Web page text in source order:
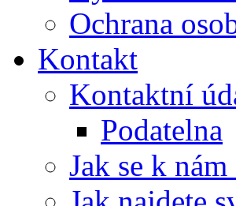
Ochrana
Kontakt
Kontaktní
Podatelna
Jak se k nám